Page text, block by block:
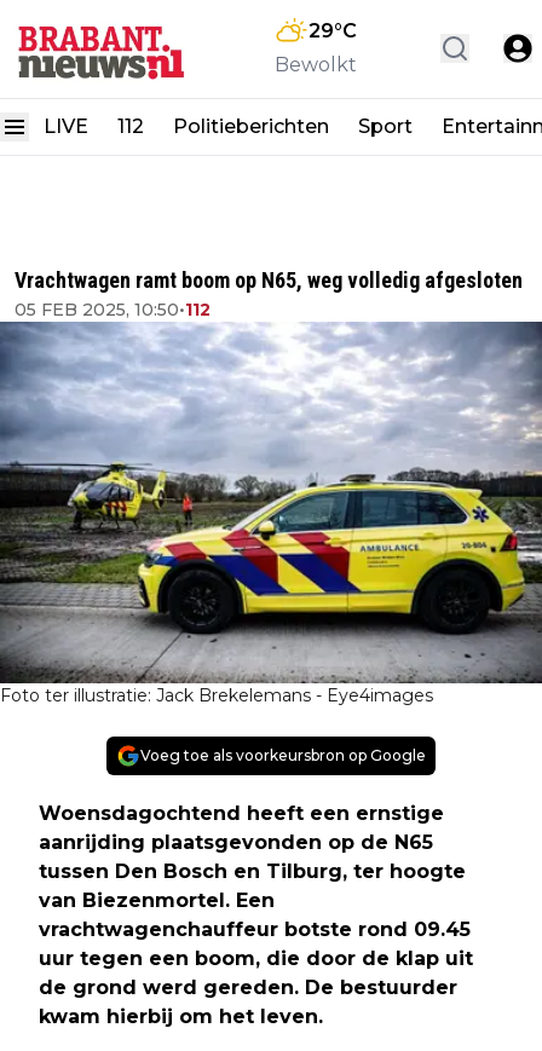
29°C
Bewolkt
LIVE 112 Politieberichten Sport
Vrachtwagen ramt boom op N65, weg volledig afgesloten
05 FEB 2025, 10:50•112
Foto ter illustratie: Jack Brekelemans - Eye4images
Voeg toe als voorkeursbron op Google
Woensdagochtend heeft een ernstige
aanrijding plaatsgevonden op de N65
tussen Den Bosch en Tilburg, ter hoogte
van Biezenmortel. Een
vrachtwagenchauffeur botste rond 09.45
uur tegen een boom, die door de klap uit
de grond werd gereden. De bestuurder
kwam hierbij om het leven.